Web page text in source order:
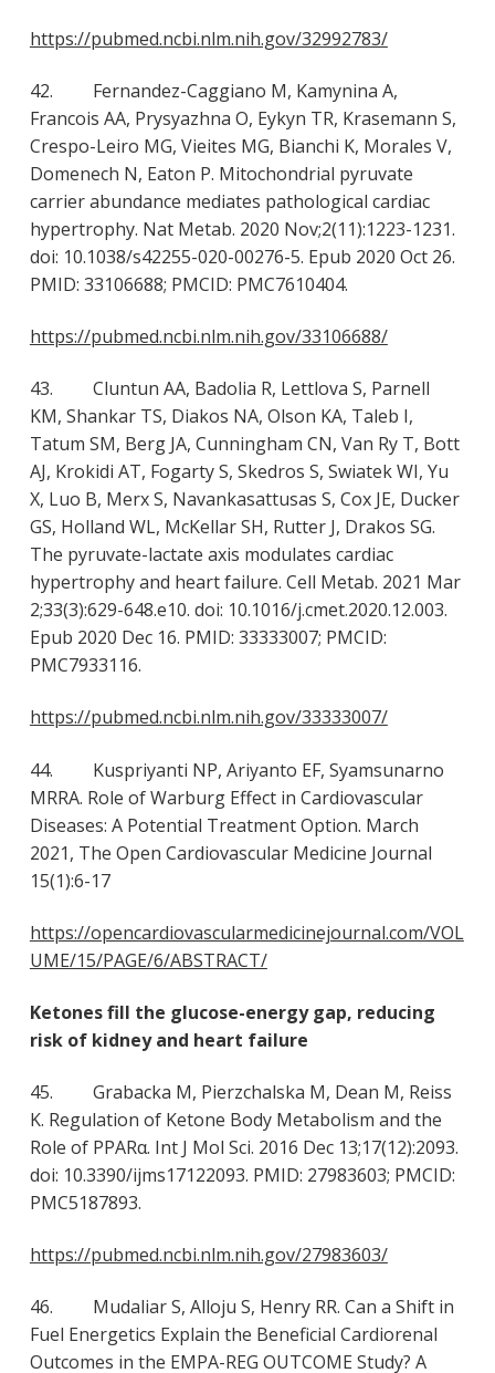
https://pubmed.ncbi.nlm.nih.gov/32992783/
42. Fernandez-Caggiano M, Kamynina A,
Francois AA, Prysyazhna O, Eykyn TR, Krasemann S,
Crespo-Leiro MG, Vieites MG, Bianchi K, Morales V,
Domenech N, Eaton P. Mitochondrial pyruvate
carrier abundance mediates pathological cardiac
hypertrophy. Nat Metab. 2020 Nov;2(11):1223-1231.
doi: 10.1038/s42255-020-00276-5. Epub 2020 Oct 26.
PMID: 33106688; PMCID: PMC7610404.
https://pubmed.ncbi.nlm.nih.gov/33106688/
43. Cluntun AA, Badolia R, Lettlova S, Parnell
KM, Shankar TS, Diakos NA, Olson KA, Taleb I,
Tatum SM, Berg JA, Cunningham CN, Van Ry T, Bott
AJ, Krokidi AT, Fogarty S, Skedros S, Swiatek WI, Yu
X, Luo B, Merx S, Navankasattusas S, Cox JE, Ducker
GS, Holland WL, McKellar SH, Rutter J, Drakos SG.
The pyruvate-lactate axis modulates cardiac
hypertrophy and heart failure. Cell Metab. 2021 Mar
2;33(3):629-648.e10. doi: 10.1016/j.cmet.2020.12.003.
Epub 2020 Dec 16. PMID: 33333007; PMCID:
PMC7933116.
https://pubmed.ncbi.nlm.nih.gov/33333007/
44. Kuspriyanti NP, Ariyanto EF, Syamsunarno
MRRA. Role of Warburg Effect in Cardiovascular
Diseases: A Potential Treatment Option. March
2021, The Open Cardiovascular Medicine Journal
15(1):6-17
https://opencardiovascularmedicinejournal.com/VOL
UME/15/PAGE/6/ABSTRACT/
Ketones fill the glucose-energy gap, reducing
risk of kidney and heart failure
45. Grabacka M, Pierzchalska M, Dean M, Reiss
K. Regulation of Ketone Body Metabolism and the
Role of PPARα. Int J Mol Sci. 2016 Dec 13;17(12):2093.
doi: 10.3390/ijms17122093. PMID: 27983603; PMCID:
PMC5187893.
https://pubmed.ncbi.nlm.nih.gov/27983603/
46. Mudaliar S, Alloju S, Henry RR. Can a Shift in
Fuel Energetics Explain the Beneficial Cardiorenal
Outcomes in the EMPA-REG OUTCOME Study? A